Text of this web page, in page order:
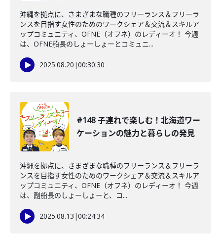
沖縄を拠点に、さまざまな職種のフリーランス＆フリーラ
ンスを目指す女性のためのワークシェア＆交流＆スキルア
ップコミュニティ、OFNE（オフネ）のレディーオ！ 今週
は、OFNE船長のしょーしょーとコミュニ...
2025.08.20 |00:30:30
#148 子連れで楽しむ！北海道ワー
ケーションの魅力と暮らしの発見
沖縄を拠点に、さまざまな職種のフリーランス＆フリーラ
ンスを目指す女性のためのワークシェア＆交流＆スキルア
ップコミュニティ、OFNE（オフネ）のレディーオ！ 今週
は、副船長のしょーしょーと、コ...
2025.08.13 |00:24:34